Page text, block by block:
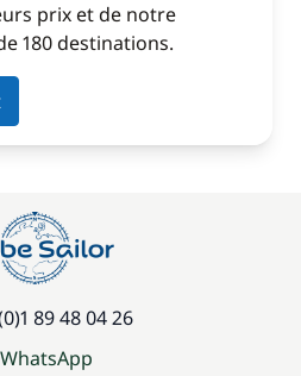
prix et de notre
180 destinations.
89 48 04 26
WhatsApp